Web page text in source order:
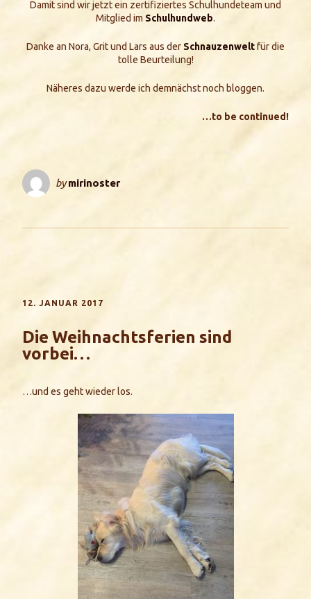
Damit sind wir jetzt ein zertifiziertes Schulhundeteam und
Mitglied im Schulhundweb.
Danke an Nora, Grit und Lars aus der Schnauzenweltfür die
tolle Beurteilung!
Näheres dazu werde ich demnächst noch bloggen.
…to be continued!
bymirinoster
12. JANUAR 2017
Die Weihnachtsferien sind
vorbei…
…und es geht wieder los.